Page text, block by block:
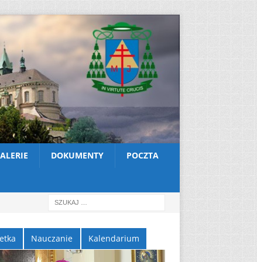
DOKUMENTY POCZTA
Nauczanie Kalendarium